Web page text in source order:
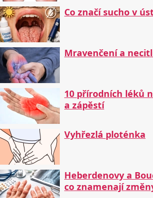
Co značí sucho v
Mravenčení a
10 přírodních léků
a zápěstí
Vyhřezlá ploténka
Heberdenovy a
co znamenají